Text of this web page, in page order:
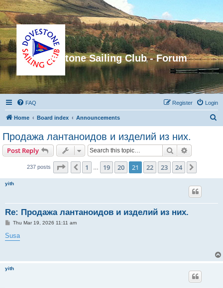
Dovestone Sailing Club - Forum
FAQ Login
Register
Home Board index Announcements
Продажа лантаноидов и изделий из них.
Post Reply Search
237 posts Page 21 of 24
Previous
1 19 20 21 22 23 24
yith
Re: Продажа лантаноидов и изделий из них.
P
s
t
Thu Mar 19, 2026 11:11 am
Susa
yith